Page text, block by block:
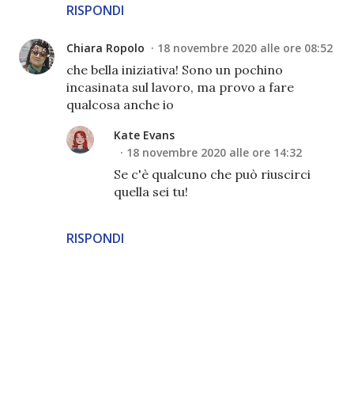
RISPONDI
Chiara Ropolo 18 novembre 2020 alle ore 08:52
che bella iniziativa! Sono un pochino
incasinata sul lavoro, ma provo a fare
qualcosa anche io
RISPONDI
Kate Evans
18 novembre 2020 alle ore 14:32
Se c'è qualcuno che può riuscirci
quella sei tu!